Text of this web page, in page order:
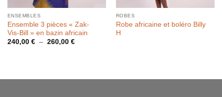
ENSEMBLES
Ensemble 3 pièces « Zak-
Vis-Bill » en bazin africain
240,00 € – 260,00 €Plage
ROBES
Robe africaine et boléro Billy
H